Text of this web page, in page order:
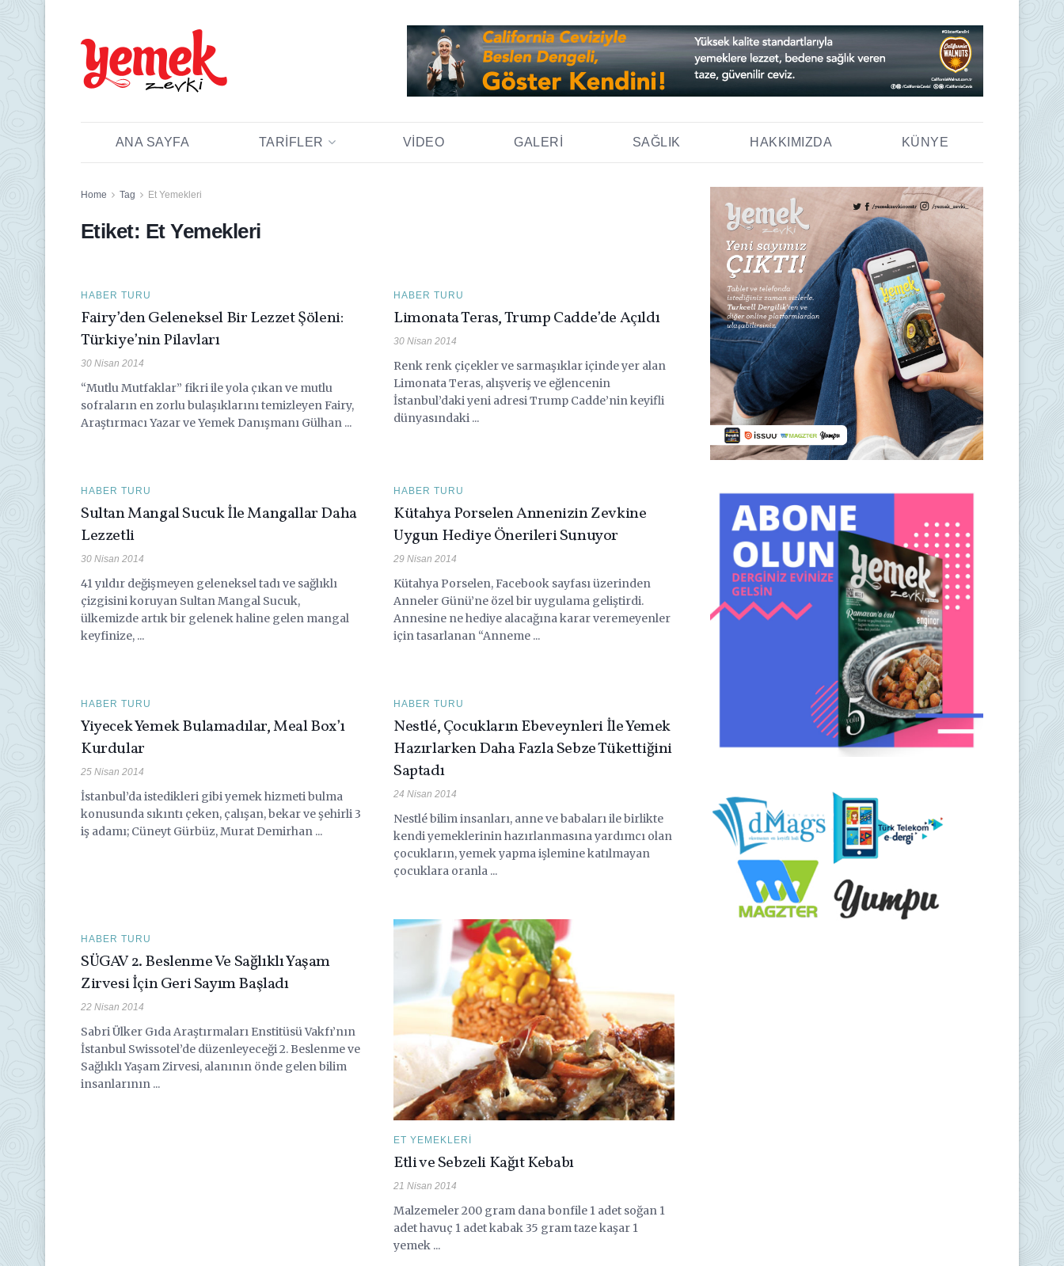
ANA SAYFA TARIFLER VIDEO GALERI SAĞLIK HAKKIMIZDA KÜNYE
Home Tag Et Yemekleri
Etiket: Et Yemekleri
HABER TURU
Fairy’den Geleneksel Bir Lezzet Şöleni:
Türkiye’nin Pilavları
30 Nisan 2014
“Mutlu Mutfaklar” fikri ile yola çıkan ve mutlu
sofraların en zorlu bulaşıklarını temizleyen Fairy,
Araştırmacı Yazar ve Yemek Danışmanı Gülhan ...
HABER TURU
Limonata Teras, Trump Cadde’de Açıldı
30 Nisan 2014
Renk renk çiçekler ve sarmaşıklar içinde yer alan
Limonata Teras, alışveriş ve eğlencenin
İstanbul’daki yeni adresi Trump Cadde’nin keyifli
dünyasındaki ...
HABER TURU
Sultan Mangal Sucuk İle Mangallar Daha
Lezzetli
30 Nisan 2014
41 yıldır değişmeyen geleneksel tadı ve sağlıklı
çizgisini koruyan Sultan Mangal Sucuk,
ülkemizde artık bir gelenek haline gelen mangal
keyfinize, ...
HABER TURU
Kütahya Porselen Annenizin Zevkine
Uygun Hediye Önerileri Sunuyor
29 Nisan 2014
Kütahya Porselen, Facebook sayfası üzerinden
Anneler Günü’ne özel bir uygulama geliştirdi.
Annesine ne hediye alacağına karar veremeyenler
için tasarlanan “Anneme ...
HABER TURU
Yiyecek Yemek Bulamadılar, Meal Box’ı
Kurdular
25 Nisan 2014
İstanbul’da istedikleri gibi yemek hizmeti bulma
konusunda sıkıntı çeken, çalışan, bekar ve şehirli 3
iş adamı; Cüneyt Gürbüz, Murat Demirhan ...
HABER TURU
Nestlé, Çocukların Ebeveynleri İle Yemek
Hazırlarken Daha Fazla Sebze Tükettiğini
Saptadı
24 Nisan 2014
Nestlé bilim insanları, anne ve babaları ile birlikte
kendi yemeklerinin hazırlanmasına yardımcı olan
çocukların, yemek yapma işlemine katılmayan
çocuklara oranla ...
HABER TURU
SÜGAV 2. Beslenme Ve Sağlıklı Yaşam
Zirvesi İçin Geri Sayım Başladı
22 Nisan 2014
Sabri Ülker Gıda Araştırmaları Enstitüsü Vakfı’nın
İstanbul Swissotel’de düzenleyeceği 2. Beslenme ve
Sağlıklı Yaşam Zirvesi, alanının önde gelen bilim
insanlarının ...
ET YEMEKLERI
Etli ve Sebzeli Kağıt Kebabı
21 Nisan 2014
Malzemeler 200 gram dana bonfile 1 adet soğan 1
adet havuç 1 adet kabak 35 gram taze kaşar 1
yemek ...